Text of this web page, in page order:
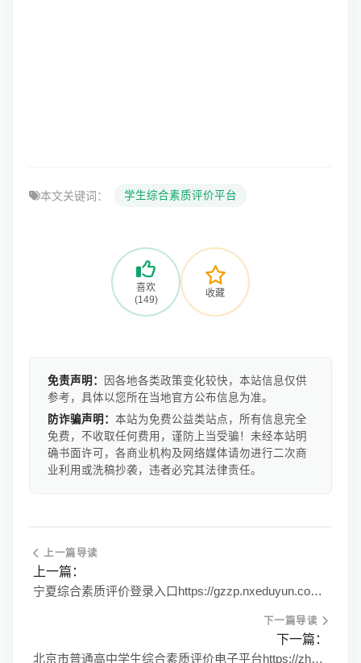
本文关键词： 学生综合素质评价平台
喜欢
(149)
收藏
免责声明：
因各地各类政策变化较快，本站信息仅供
参考，具体以您所在当地官方公布信息为准。
防诈骗声明： 本站为免费公益类站点，所有信息完全
免费，不收取任何费用，谨防上当受骗！未经本站明
确书面许可，各商业机构及网络媒体请勿进行二次商
业利用或洗稿抄袭，违者必究其法律责任。
上一篇导读
上一篇：
宁夏综合素质评价登录入口https://gzzp.nxeduyun.com/nxzp/
下一篇导读
下一篇：
北京市普通高中学生综合素质评价电子平台https://zhsz.bjedu.cn/